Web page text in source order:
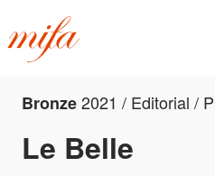
Bronze2021 / Editorial /
Le Belle